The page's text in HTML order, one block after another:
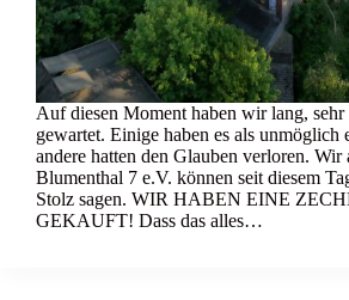
Auf diesen Moment haben wir lang, sehr
gewartet. Einige haben es als unmöglich
andere hatten den Glauben verloren. Wir
Blumenthal 7 e.V. können seit diesem
Stolz sagen. WIR HABEN EINE
GEKAUFT! Dass das alles…